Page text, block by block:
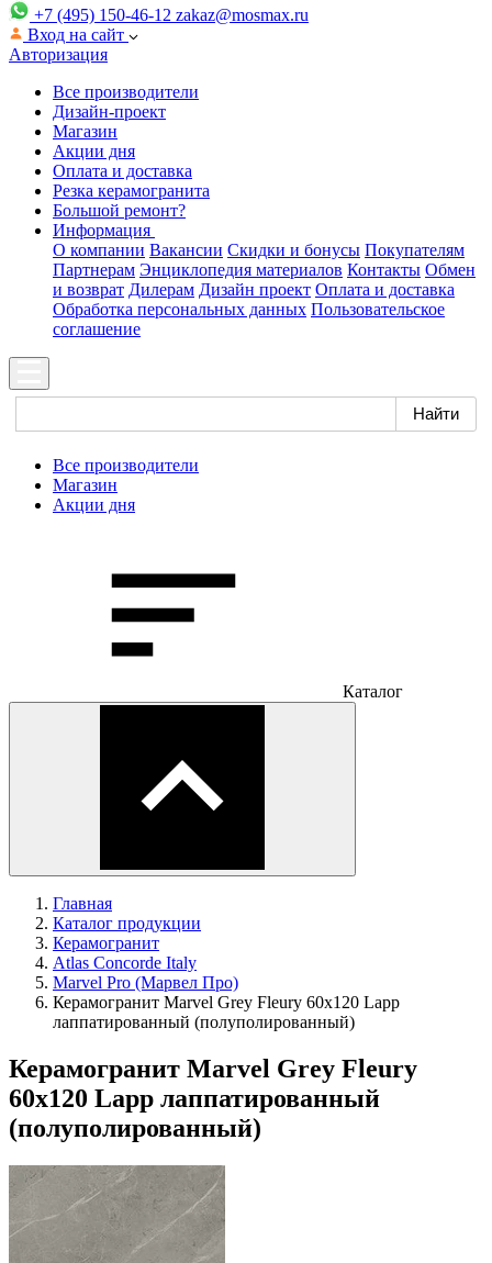
+7 (495) 150-46-12 zakaz@mosmax.ru
Вход на сайт
Авторизация
Все производители
Дизайн-проект
Магазин
Акции дня
Оплата и доставка
Резка керамогранита
Большой ремонт?
Информация
О компании Вакансии Скидки и бонусы Покупателям
Партнерам Энциклопедия материалов Контакты Обмен
и возврат Дилерам Дизайн проект Оплата и доставка
Обработка персональных данных Пользовательское
соглашение
Все производители
Магазин
Акции дня
Каталог
Главная
Каталог продукции
Керамогранит
Atlas Concorde Italy
Marvel Pro (Марвел Про)
Керамогранит Marvel Grey Fleury 60x120 Lapp
лаппатированный (полуполированный)
Керамогранит Marvel Grey Fleury
60x120 Lapp лаппатированный
(полуполированный)